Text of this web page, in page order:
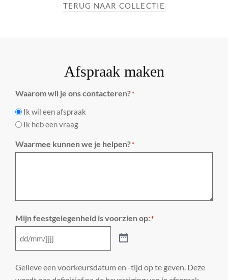
TERUG NAAR COLLECTIE
Afspraak maken
Waarom wil je ons contacteren?*
Ik wil een afspraak
Ik heb een vraag
Waarmee kunnen we je helpen?*
Mijn feestgelegenheid is voorzien op:*
Gelieve een voorkeursdatum en -tijd op te geven. Deze